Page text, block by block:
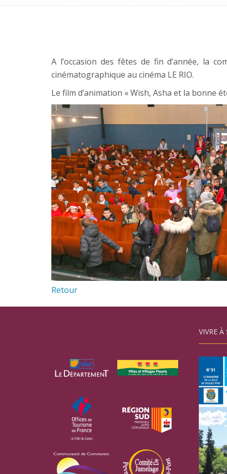
A l’occasion des fêtes de fin d’année, la
cinématographique au cinéma LE RIO.
Le film d’animation « Wish, Asha et la bonne
Retour
VIVRE